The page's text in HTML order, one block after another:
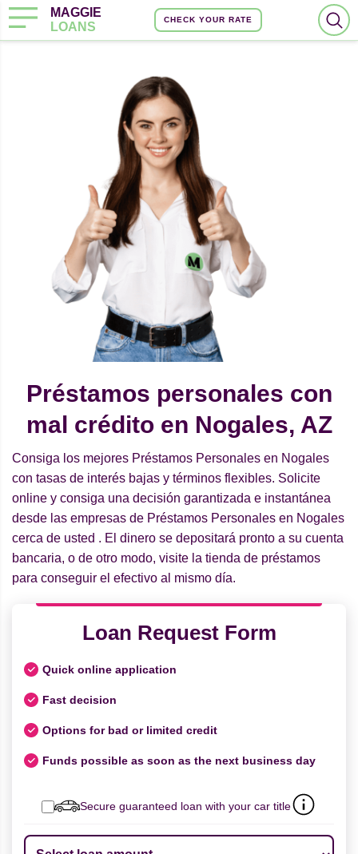
MAGGIE
LOANS
CHECK YOUR RATE
Préstamos personales con
mal crédito en Nogales, AZ
Consiga los mejores Préstamos Personales en Nogales
con tasas de interés bajas y términos flexibles. Solicite
online y consiga una decisión garantizada e instantánea
desde las empresas de Préstamos Personales en Nogales
cerca de usted . El dinero se depositará pronto a su cuenta
bancaria, o de otro modo, visite la tienda de préstamos
para conseguir el efectivo al mismo día.
Loan Request Form
Quick online application
Fast decision
Options for bad or limited credit
Funds possible as soon as the next business day
Secure guaranteed loan with your car title